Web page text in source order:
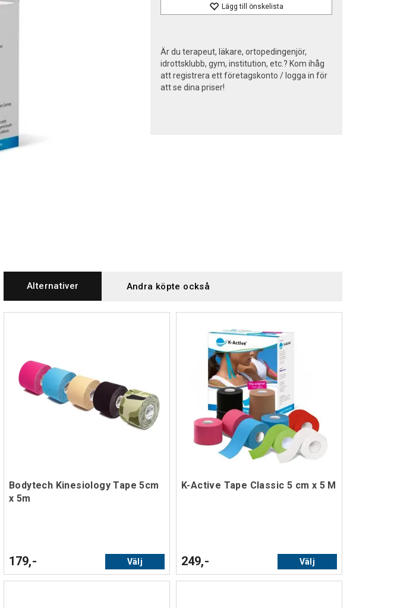
Lägg till önskelista
Är du terapeut, läkare, ortopedingenjör,
idrottsklubb, gym, institution, etc.? Kom ihåg
att registrera ett företagskonto / logga in för
att se dina priser!
Alternativer Andra köpte också
Bodytech Kinesiology Tape 5cm
x 5m
179,- Välj
K-Active Tape Classic 5 cm x 5 M
249,- Välj